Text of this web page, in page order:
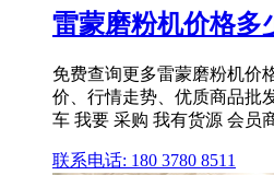
雷蒙磨粉机价格多
免费查询更多雷蒙磨粉机价
价、行情走势、优质商品批
车 我要 采购 我有货源 会员
联系电话: 180 3780 8511